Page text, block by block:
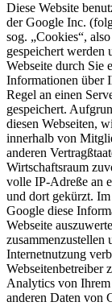
Diese Website
der Google Inc.
sog. „Cookies“,
gespeichert werden
Webseite durch Sie
Informationen über
Regel an einen
gespeichert.
diesen Webseiten,
innerhalb von
anderen
Wirtschaftsraum
volle IP-Adreße an
und dort gekürzt.
Google diese
Webseite
zusammenzustellen
Internetnutzung
Webseitenbetreiber
Analytics von
anderen Daten von